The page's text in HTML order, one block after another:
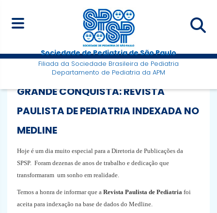
Sociedade de Pediatria de São Paulo
Filiada da Sociedade Brasileira de Pediatria
Departamento de Pediatria da APM
GRANDE CONQUISTA: REVISTA
PAULISTA DE PEDIATRIA INDEXADA NO
MEDLINE
Hoje é um dia muito especial para a Diretoria de Publicações da
SPSP. Foram dezenas de anos de trabalho e dedicação que
transformaram um sonho em realidade.
Temos a honra de informar que a Revista Paulista de Pediatria foi
aceita para indexação na base de dados do Medline.